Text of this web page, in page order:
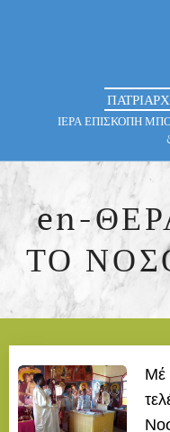
ΙΕΡΑ ΕΠΙΣΚΟΠΗ
en-
ΤΟ
Μέ